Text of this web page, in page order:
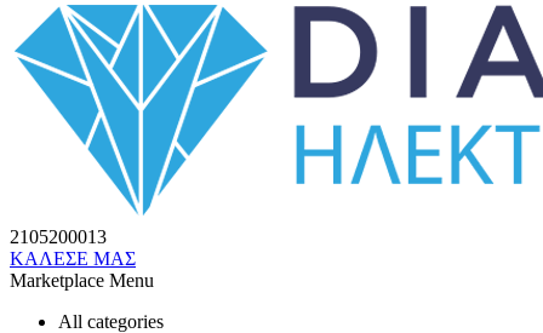
2105200013
ΚΑΛΕΣΕ ΜΑΣ
Marketplace Menu
All categories